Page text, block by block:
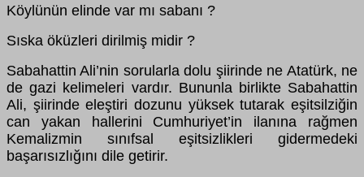
Köylünün elinde var mı sabanı ?
Sıska öküzleri dirilmiş midir ?
Sabahattin Ali’nin sorularla dolu şiirinde ne Atatürk, ne
de gazi kelimeleri vardır. Bununla birlikte Sabahattin
Ali, şiirinde eleştiri dozunu yüksek tutarak eşitsilziğin
can yakan hallerini Cumhuriyet’in ilanına rağmen
Kemalizmin sınıfsal eşitsizlikleri gidermedeki
başarısızlığını dile getirir.